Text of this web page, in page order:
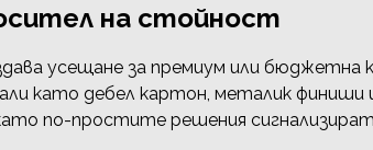
на стойност
усещане за премиум или
като дебел картон, металик
по-простите решения